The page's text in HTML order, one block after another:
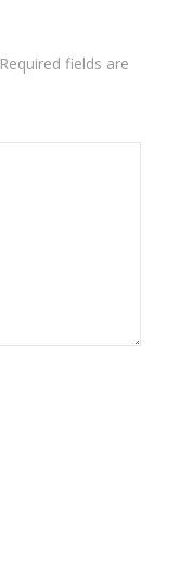
Required fields are